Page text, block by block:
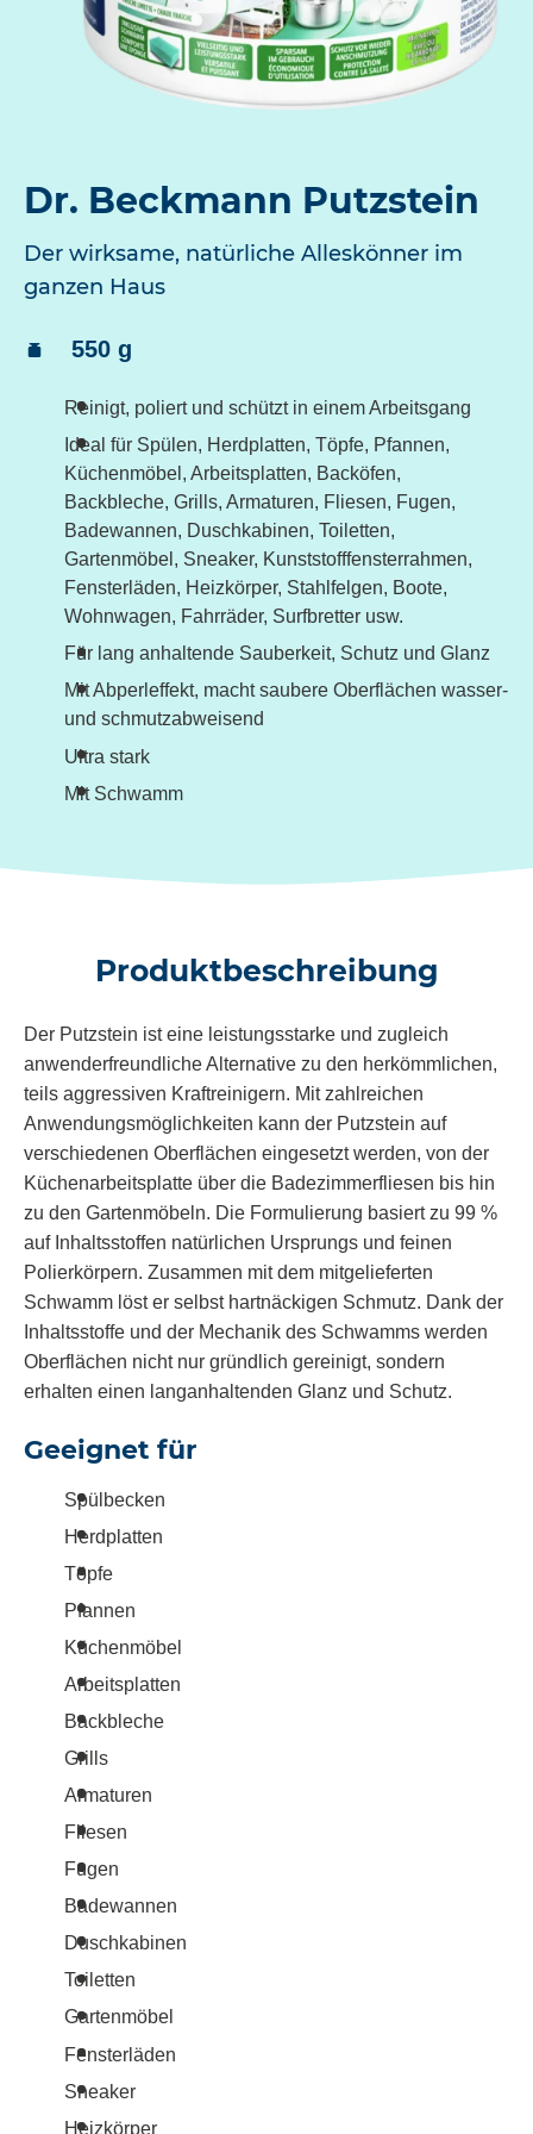
Dr. Beckmann Putzstein
Der wirksame, natürliche Alleskönner im
ganzen Haus
Inhalt:550 g
Reinigt, poliert und schützt in einem Arbeitsgang
Ideal für Spülen, Herdplatten, Töpfe, Pfannen,
Küchenmöbel, Arbeitsplatten, Backöfen,
Backbleche, Grills, Armaturen, Fliesen, Fugen,
Badewannen, Duschkabinen, Toiletten,
Gartenmöbel, Sneaker, Kunststofffensterrahmen,
Fensterläden, Heizkörper, Stahlfelgen, Boote,
Wohnwagen, Fahrräder, Surfbretter usw.
Für lang anhaltende Sauberkeit, Schutz und Glanz
Mit Abperleffekt, macht saubere Oberflächen wasser-
und schmutzabweisend
Ultra stark
Mit Schwamm
Produktbeschreibung
Der Putzstein ist eine leistungsstarke und zugleich
anwenderfreundliche Alternative zu den herkömmlichen,
teils aggressiven Kraftreinigern. Mit zahlreichen
Anwendungsmöglichkeiten kann der Putzstein auf
verschiedenen Oberflächen eingesetzt werden, von der
Küchenarbeitsplatte über die Badezimmerfliesen bis hin
zu den Gartenmöbeln. Die Formulierung basiert zu 99 %
auf Inhaltsstoffen natürlichen Ursprungs und feinen
Polierkörpern. Zusammen mit dem mitgelieferten
Schwamm löst er selbst hartnäckigen Schmutz. Dank der
Inhaltsstoffe und der Mechanik des Schwamms werden
Oberflächen nicht nur gründlich gereinigt, sondern
erhalten einen langanhaltenden Glanz und Schutz.
Geeignet für
Spülbecken
Herdplatten
Töpfe
Pfannen
Küchenmöbel
Arbeitsplatten
Backbleche
Grills
Armaturen
Fliesen
Fugen
Badewannen
Duschkabinen
Toiletten
Gartenmöbel
Fensterläden
Sneaker
Heizkörper